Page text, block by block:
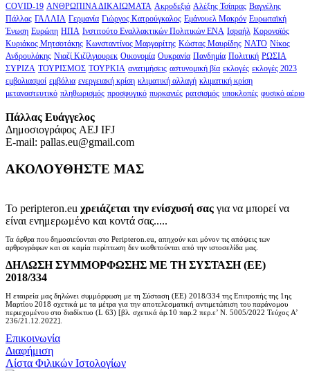
COVID-19 ΑΝΘΡΩΠΙΝΑ ΔΙΚΑΙΩΜΑΤΑ Ακροδεξιά Αλέξης Τσίπρας Βαγγέλης
Πάλλας ΓΑΛΛΙΑ Γερμανία Γιώργος Κατρούγκαλος Εμάνουελ Μακρόν Ευρωπαϊκή
Ένωση Ευρώπη ΗΠΑ Ινστιτούτο Εναλλακτικών Πολιτικών ΕΝΑ Ισραήλ Κορονοϊός
Κυριάκος Μητσοτάκης Κωνσταντίνος Μαργαρίτης Κώστας Μαυρίδης ΝΑΤΟ Νίκος
Ανδρουλάκης Νιαζί Κιζίλγιουρεκ Οικονομία Ουκρανία Πανδημία Πολιτική ΡΩΣΙΑ
ΣΥΡΙΖΑ ΤΟΥΡΙΣΜΟΣ ΤΟΥΡΚΙΑ ανατιμήσεις αστυνομική βία εκλογές εκλογές 2023
εμβολιασμοί εμβόλια ενεργειακή κρίση κλιματική αλλαγή κλιματική κρίση
μεταναστευτικό πληθωρισμός προσφυγικό πυρκαγιές ρατσισμός υποκλοπές φυσικό αέριο
Πάλλας Ευάγγελος
Δημοσιογράφος AEJ ΙFJ
E-mail: pallas.eu@gmail.com
ΑΚΟΛΟΥΘΗΣΤΕ ΜΑΣ
Το peripteron.eu χρειάζεται την ενίσχυσή σας για να μπορεί να
είναι ενημερωμένο και κοντά σας.....
Τα άρθρα που δημοσιεύονται στο Peripteron.eu, απηχούν και μόνον τις απόψεις των
αρθρογράφων και σε καμία περίπτωση δεν υιοθετούνται από την ιστοσελίδα μας.
ΔΗΛΩΣΗ ΣΥΜΜΟΡΦΩΣΗΣ ΜΕ ΤΗ ΣΥΣΤΑΣΗ (ΕΕ)
2018/334
Η εταιρεία μας δηλώνει συμμόρφωση με τη Σύσταση (ΕΕ) 2018/334 της Επιτροπής της 1ης
Μαρτίου 2018 σχετικά με τα μέτρα για την αποτελεσματική αντιμετώπιση του παράνομου
περιεχομένου στο διαδίκτυο (L 63) [βλ. σχετικά άρ.10 παρ.2 περ.ε’ Ν. 5005/2022 Τεύχος A’
236/21.12.2022].
Επικοινωνία
Διαφήμιση
Λίστα Φιλικών Ιστολογίων